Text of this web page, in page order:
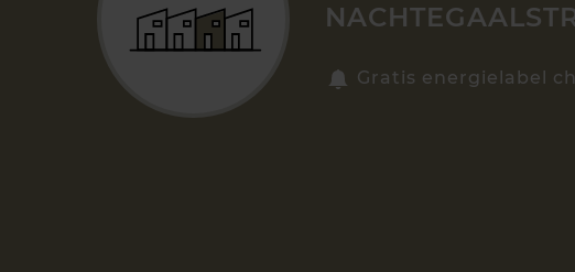
Gratis energielabel